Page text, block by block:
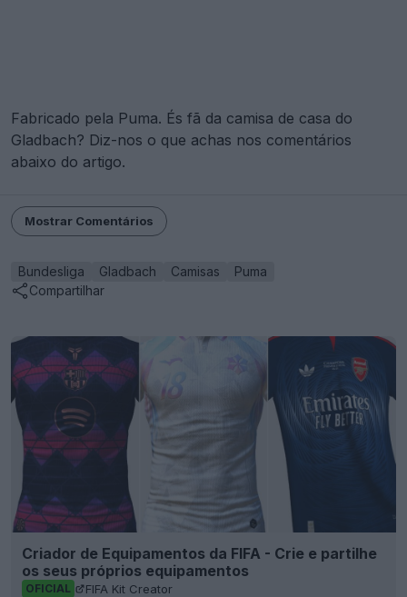
Fabricado pela Puma. És fã da camisa de casa do
Gladbach? Diz-nos o que achas nos comentários
abaixo do artigo.
Mostrar Comentários
Bundesliga Gladbach Camisas
Puma
Compartilhar
Criador de Equipamentos da FIFA - Crie e partilhe
os seus próprios equipamentos
OFICIAL FIFA Kit Creator